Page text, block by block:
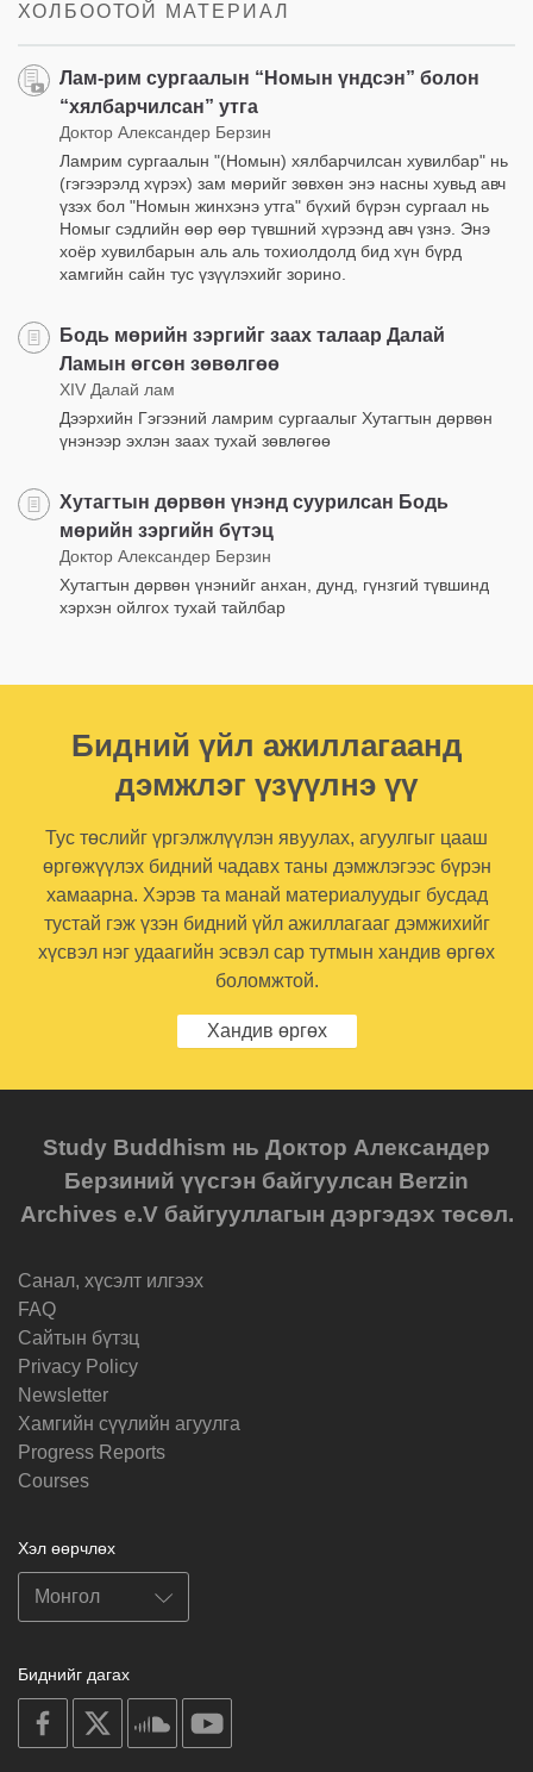
ХОЛБООТОЙ МАТЕРИАЛ
Лам-рим сургаалын “Номын үндсэн” болон
“хялбарчилсан” утга
Доктор Александер Берзин
Ламрим сургаалын "(Номын) хялбарчилсан хувилбар" нь
(гэгээрэлд хүрэх) зам мөрийг зөвхөн энэ насны хувьд авч
үзэх бол "Номын жинхэнэ утга" бүхий бүрэн сургаал нь
Номыг сэдлийн өөр өөр түвшний хүрээнд авч үзнэ. Энэ
хоёр хувилбарын аль аль тохиолдолд бид хүн бүрд
хамгийн сайн тус үзүүлэхийг зорино.
Бодь мөрийн зэргийг заах талаар Далай
Ламын өгсөн зөвөлгөө
XIV Далай лам
Дээрхийн Гэгээний ламрим сургаалыг Хутагтын дөрвөн
үнэнээр эхлэн заах тухай зөвлөгөө
Хутагтын дөрвөн үнэнд суурилсан Бодь
мөрийн зэргийн бүтэц
Доктор Александер Берзин
Хутагтын дөрвөн үнэнийг анхан, дунд, гүнзгий түвшинд
хэрхэн ойлгох тухай тайлбар
Бидний үйл ажиллагаанд
дэмжлэг үзүүлнэ үү
Тус төслийг үргэлжлүүлэн явуулах, агуулгыг цааш
өргөжүүлэх бидний чадавх таны дэмжлэгээс бүрэн
хамаарна. Хэрэв та манай материалуудыг бусдад
тустай гэж үзэн бидний үйл ажиллагааг дэмжихийг
хүсвэл нэг удаагийн эсвэл сар тутмын хандив өргөх
боломжтой.
Хандив өргөх
Study Buddhism нь Доктор Александер
Берзиний үүсгэн байгуулсан Berzin
Archives e.V байгууллагын дэргэдэх төсөл.
Санал, хүсэлт илгээх
FAQ
Cайтын бүтзц
Privacy Policy
Newsletter
Хамгийн сүүлийн агуулга
Progress Reports
Courses
Хэл өөрчлөх
Биднийг дагах
on
facebook
soundcloud